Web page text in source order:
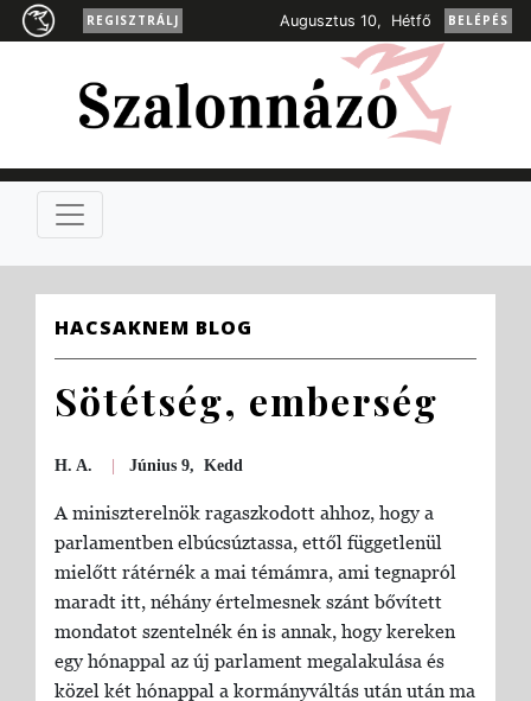
REGISZTRÁLJ Augusztus 10, Hétfő BELÉPÉS
HACSAKNEM BLOG
Sötétség, emberség
H. A. Június 9, Kedd
A miniszterelnök ragaszkodott ahhoz, hogy a
parlamentben elbúcsúztassa, ettől függetlenül
mielőtt rátérnék a mai témámra, ami tegnapról
maradt itt, néhány értelmesnek szánt bővített
mondatot szentelnék én is annak, hogy kereken
egy hónappal az új parlament megalakulása és
közel két hónappal a kormányváltás után után ma